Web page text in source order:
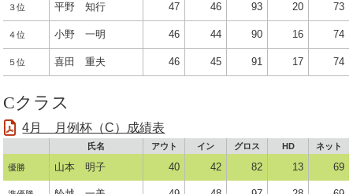
３位 平野 知行 47 46 93 20 73
４位 小野 一明 46 44 90 16 74
５位 喜田 重夫 46 45 91 17 74
Cクラス
4月 月例杯（C）成績表
氏名 アウト イン グロス HD ネット
優勝 山本 明子 40 42 82 13 69